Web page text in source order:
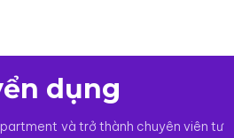
dụng
và trở thành chuyên viên tư